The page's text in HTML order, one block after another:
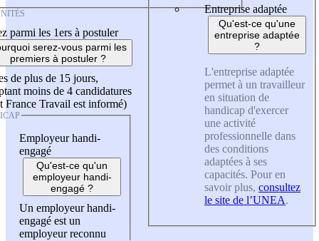
parmi les 1ers à postuler
serez-vous parmi les
premiers à postuler ?
de plus de 15 jours,
moins de 4 candidatures
France Travail est informé)
Employeur handi-
engagé
Qu'est-ce qu'un
employeur handi-
engagé ?
Un employeur handi-
engagé est un
employeur reconnu
Entreprise adaptée
Qu'est-ce qu'une
entreprise adaptée
?
L'entreprise adaptée
permet à un travailleur
en situation de
handicap d'exercer
une activité
professionnelle dans
des conditions
adaptées à ses
capacités. Pour en
savoir plus, consultez
le site de l’UNEA.